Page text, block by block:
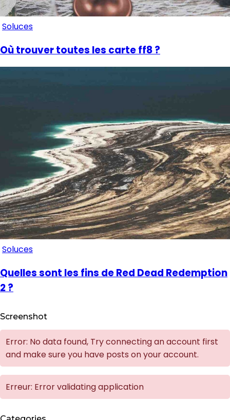
Soluces
Où trouver toutes les carte ff8 ?
Soluces
Quelles sont les fins de Red Dead Redemption
2 ?
Screenshot
Error: No data found, Try connecting an account first
and make sure you have posts on your account.
Erreur: Error validating application